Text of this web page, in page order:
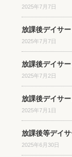
2025年7月7日
放課後デイサー
2025年7月7日
放課後デイサ
2025年7月2日
放課後デイサ
2025年7月1日
放課後等デイ
2025年6月30日